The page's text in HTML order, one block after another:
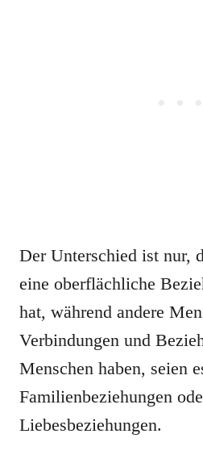
Der Unterschied ist nur,
eine oberflächliche
hat, während andere
Verbindungen und
Menschen haben, seien
Familienbeziehungen
Liebesbeziehungen.